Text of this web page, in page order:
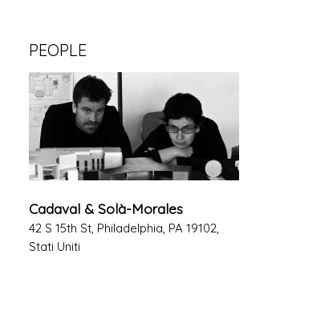
PEOPLE
Cadaval & Solà-Morales
42 S 15th St, Philadelphia, PA 19102,
Stati Uniti